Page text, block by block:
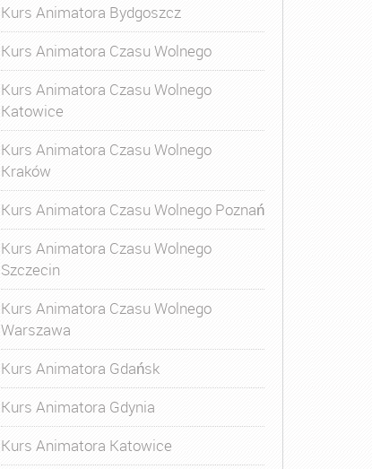
Kurs Animatora Bydgoszcz
Kurs Animatora Czasu Wolnego
Kurs Animatora Czasu Wolnego
Katowice
Kurs Animatora Czasu Wolnego
Kraków
Kurs Animatora Czasu Wolnego Poznań
Kurs Animatora Czasu Wolnego
Szczecin
Kurs Animatora Czasu Wolnego
Warszawa
Kurs Animatora Gdańsk
Kurs Animatora Gdynia
Kurs Animatora Katowice